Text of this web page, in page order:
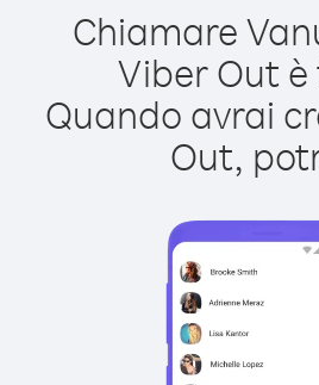
Chiamare
Viber Out è
Quando avrai
Out,